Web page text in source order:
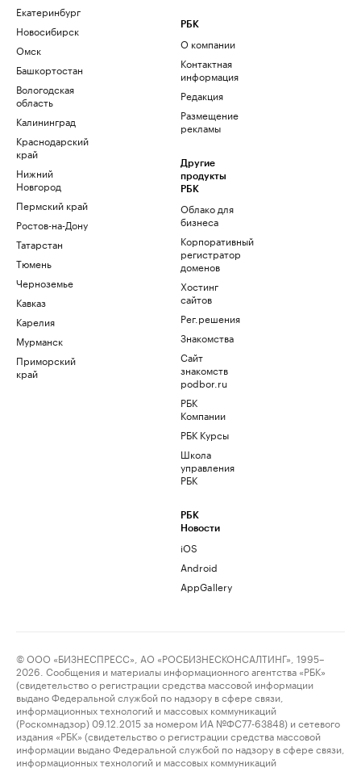
Екатеринбург
Новосибирск
Омск
Башкортостан
Вологодская
область
Калининград
Краснодарский
край
Нижний
Новгород
Пермский край
Ростов-на-Дону
Татарстан
Тюмень
Черноземье
Кавказ
Карелия
Мурманск
Приморский
край
РБК
О компании
Контактная
информация
Редакция
Размещение
рекламы
Другие
продукты
РБК
Облако для
бизнеса
Корпоративный
регистратор
доменов
Хостинг
сайтов
Рег.решения
Знакомства
Сайт
знакомств
podbor.ru
РБК
Компании
РБК Курсы
Школа
управления
РБК
РБК
Новости
iOS
Android
AppGallery
© ООО «БИЗНЕСПРЕСС», АО «РОСБИЗНЕСКОНСАЛТИНГ», 1995–
2026. Сообщения и материалы информационного агентства «РБК»
(свидетельство о регистрации средства массовой информации
выдано Федеральной службой по надзору в сфере связи,
информационных технологий и массовых коммуникаций
(Роскомнадзор) 09.12.2015 за номером ИА №ФС77-63848) и сетевого
издания «РБК» (свидетельство о регистрации средства массовой
информации выдано Федеральной службой по надзору в сфере связи,
информационных технологий и массовых коммуникаций